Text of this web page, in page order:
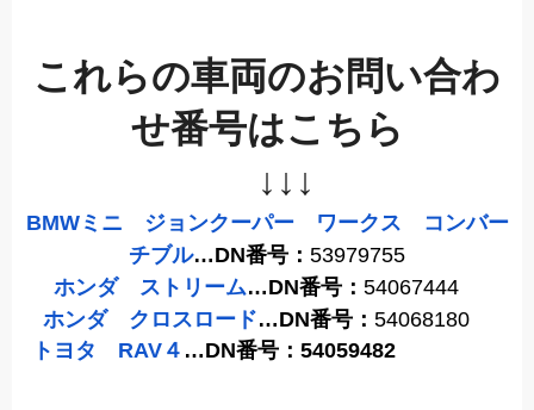
これらの車両のお問い合わ
せ番号はこちら
↓↓↓
BMWミニ ジョンクーパー ワークス コンバー
チブル…DN番号： 53979755
ホンダ ストリーム…DN番号： 54067444
ホンダ クロスロード…DN番号： 54068180
トヨタ RAV４ …DN番号：54059482